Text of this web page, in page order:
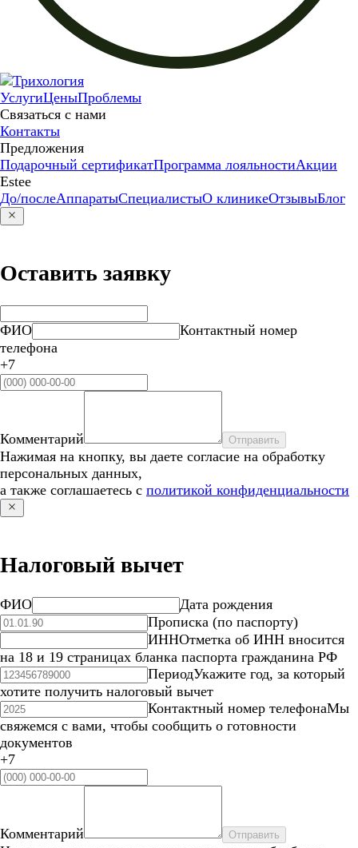
УслугиЦеныПроблемы
Связаться с нами
Контакты
Предложения
Подарочный сертификатПрограмма лояльностиАкции
Estee
До/послеАппаратыСпециалистыО клиникеОтзывыБлог
Оставить заявку
ФИО
Контактный номер
телефона
+7
Комментарий Отправить
Нажимая на кнопку, вы даете согласие на обработку
персональных данных,
а также соглашаетесь с политикой конфиденциальности
Налоговый вычет
ФИО
Дата рождения
Прописка (по паспорту)
ИННОтметка об ИНН вносится
на 18 и 19 страницах бланка паспорта гражданина РФ
ПериодУкажите год, за который
хотите получить налоговый вычет
Контактный номер телефонаМы
свяжемся с вами, чтобы сообщить о готовности
документов
+7
Комментарий Отправить